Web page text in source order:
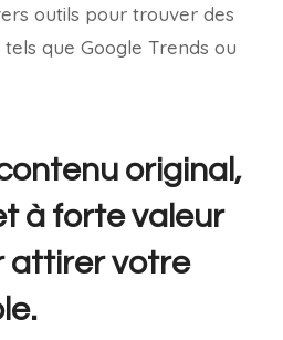
outils pour trouver des
que Google Trends ou
original,
à forte valeur
attirer votre